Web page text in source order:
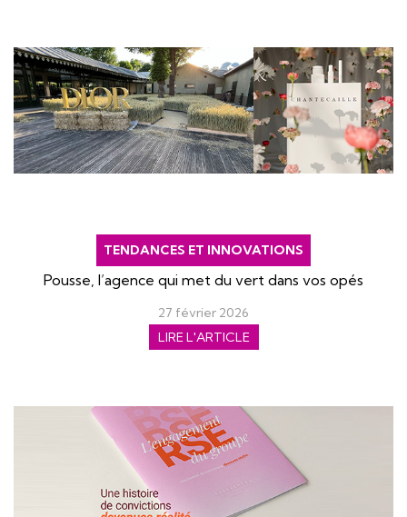
TENDANCES ET INNOVATIONS
Pousse, l’agence qui met du vert dans vos opés
27 février 2026
LIRE L'ARTICLE